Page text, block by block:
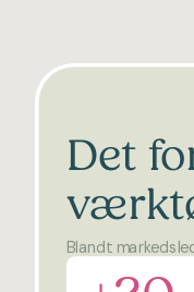
Det
Blandt